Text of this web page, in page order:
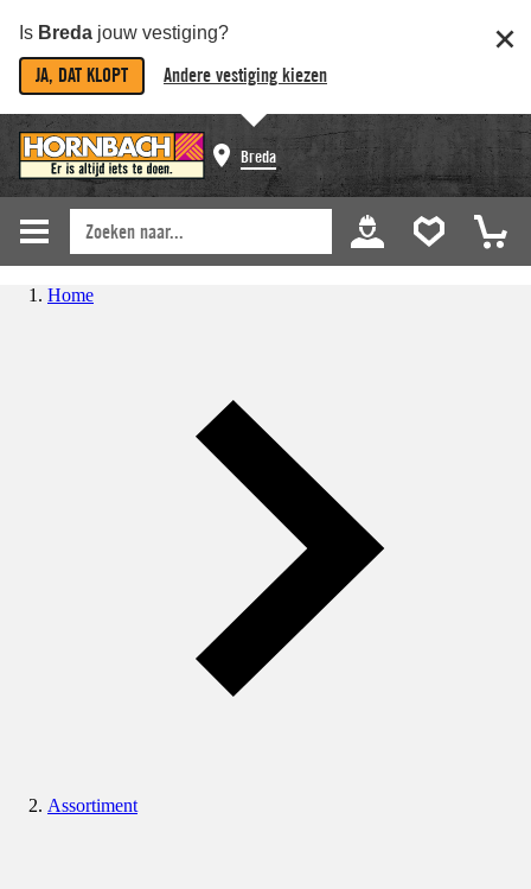
Is Breda jouw vestiging?
JA, DAT KLOPT Andere vestiging kiezen
Breda
Home
Assortiment